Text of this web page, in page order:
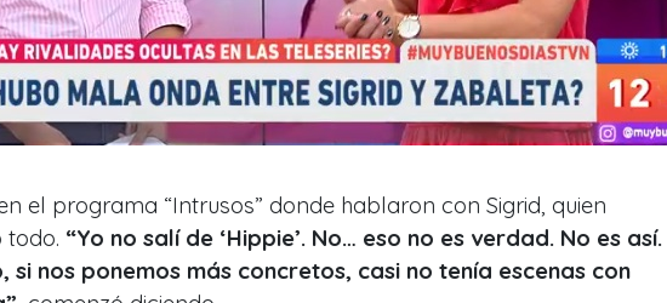
el programa “Intrusos” donde hablaron con Sigrid, quien
todo. “Yo no salí de ‘Hippie’. No… eso no es verdad. No es así.
si nos ponemos más concretos, casi no tenía escenas con